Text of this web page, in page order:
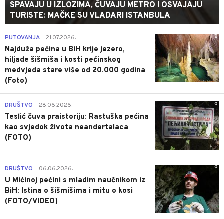
SPAVAJU U IZLOZIMA, ČUVAJU METRO I OSVAJAJU
TURISTE: MAČKE SU VLADARI ISTANBULA
0
PUTOVANJA 21.07.2026.
Najduža pećina u BiH krije jezero,
hiljade šišmiša i kosti pećinskog
medvjeda stare više od 20.000 godina
(Foto)
0
DRUŠTVO 28.06.2026.
Teslić čuva praistoriju: Rastuška pećina
kao svjedok života neandertalaca
(FOTO)
0
DRUŠTVO 06.06.2026.
U Mićinoj pećini s mladim naučnikom iz
BiH: Istina o šišmišima i mitu o kosi
(FOTO/VIDEO)